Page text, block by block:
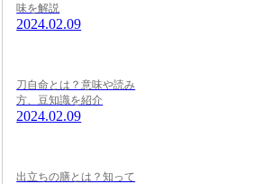
味を解説
2024.02.09
刀自命とは？意味や読み
方、豆知識を紹介
2024.02.09
出立ちの膳とは？知って